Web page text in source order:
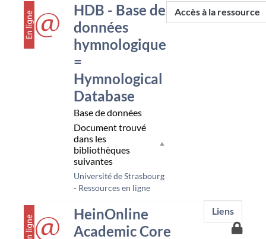
HDB - Base de
données
hymnologique
=
Hymnological
Database
Base de données
Document trouvé
dans les
bibliothèques
suivantes
Université de Strasbourg
- Ressources en ligne
Accès à la ressource
HeinOnline
Academic Core
Liens
Accès